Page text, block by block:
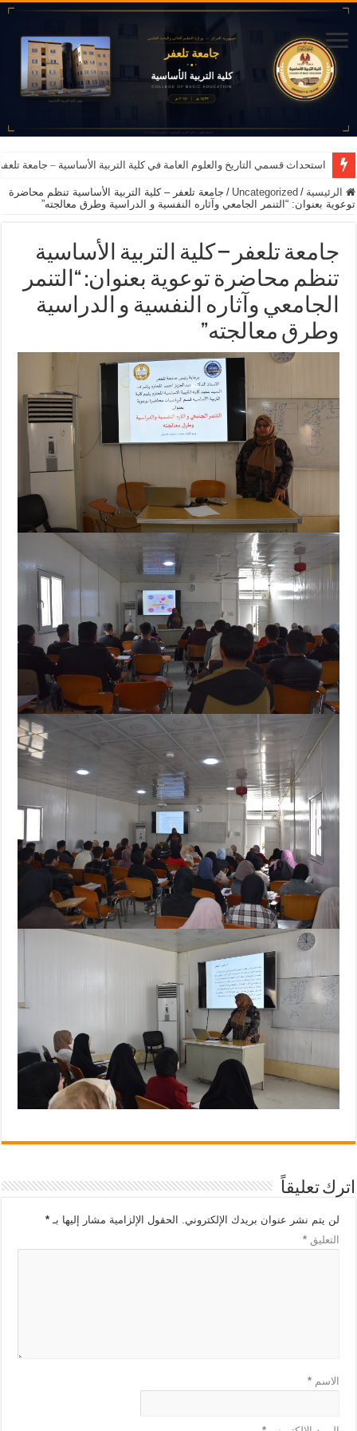
استحداث قسمي التاريخ والعلوم العامة في كلية التربية الأساسية – جامعة تلعفر للعام
الرئيسية /
Uncategorized
/ جامعة تلعفر – كلية التربية الأساسية تنظم محاضرة
توعوية بعنوان: “التنمر الجامعي وآثاره النفسية و الدراسية وطرق معالجته”
جامعة تلعفر – كلية التربية الأساسية
تنظم محاضرة توعوية بعنوان: “التنمر
الجامعي وآثاره النفسية و الدراسية
وطرق معالجته”
اترك تعليقاً
لن يتم نشر عنوان بريدك الإلكتروني. الحقول الإلزامية مشار إليها بـ*
التعليق*
الاسم*